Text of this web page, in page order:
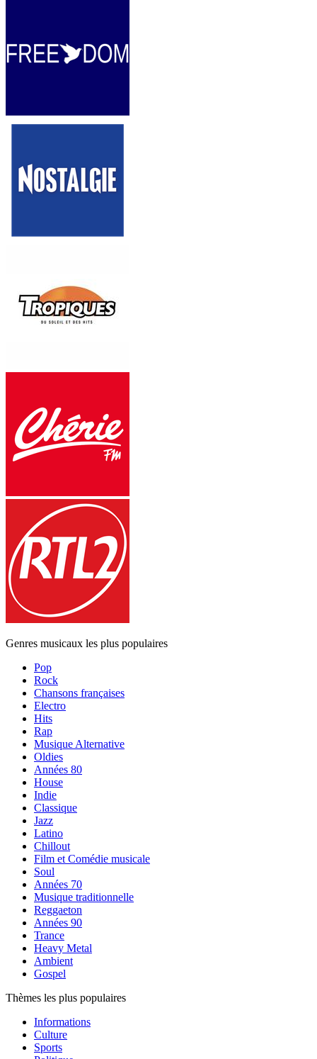
Genres musicaux les plus populaires
Pop
Rock
Chansons françaises
Electro
Hits
Rap
Musique Alternative
Oldies
Années 80
House
Indie
Classique
Jazz
Latino
Chillout
Film et Comédie musicale
Soul
Années 70
Musique traditionnelle
Reggaeton
Années 90
Trance
Heavy Metal
Ambient
Gospel
Thèmes les plus populaires
Informations
Culture
Sports